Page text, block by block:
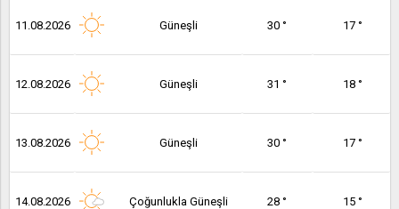
11.08.2026 Güneşli 30 ° 17 °
12.08.2026 Güneşli 31 ° 18 °
13.08.2026 Güneşli 30 ° 17 °
14.08.2026 Çoğunlukla Güneşli 28 ° 15 °